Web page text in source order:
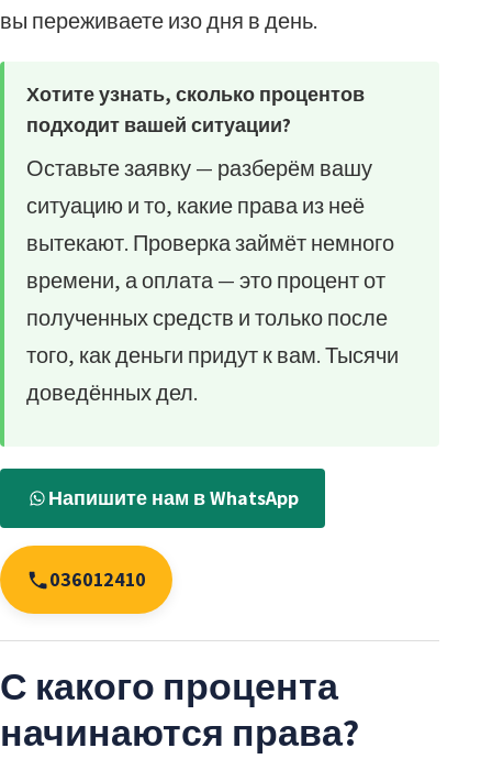
вы переживаете изо дня в день.
Хотите узнать, сколько процентов
подходит вашей ситуации?
Оставьте заявку — разберём вашу
ситуацию и то, какие права из неё
вытекают. Проверка займёт немного
времени, а оплата — это процент от
полученных средств и только после
того, как деньги придут к вам. Тысячи
доведённых дел.
Напишите нам в WhatsApp
036012410
С какого процента
начинаются права?